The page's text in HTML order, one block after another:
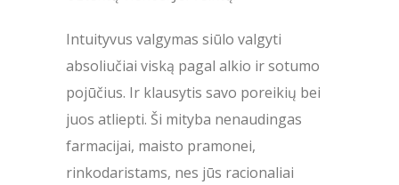
Intuityvus valgymas siūlo valgyti
absoliučiai viską pagal alkio ir sotumo
pojūčius. Ir klausytis savo poreikių bei
juos atliepti. Ši mityba nenaudingas
farmacijai, maisto pramonei,
rinkodaristams, nes jūs racionaliai